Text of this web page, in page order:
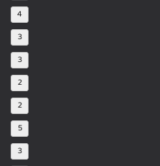
4
3
3
2
2
5
3